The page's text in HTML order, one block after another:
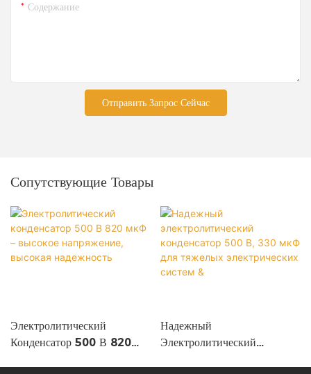
Содержание
Отправить Запрос Сейчас
Сопутствующие Товары
Электролитический
Конденсатор 500 В 820
Надежный
Электролитический